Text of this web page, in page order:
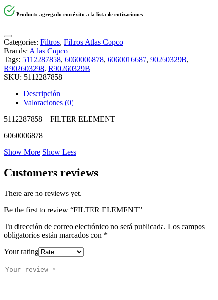
Producto agregado con éxito a la lista de cotizaciones
Categories: Filtros, Filtros Atlas Copco
Brands: Atlas Copco
Tags: 5112287858, 6060006878, 6060016687, 90260329B,
R902603298, R90260329B
SKU: 5112287858
Descripción
Valoraciones (0)
5112287858 – FILTER ELEMENT
6060006878
Show More Show Less
Customers reviews
There are no reviews yet.
Be the first to review “FILTER ELEMENT”
Tu dirección de correo electrónico no será publicada. Los campos
obligatorios están marcados con *
Your rating